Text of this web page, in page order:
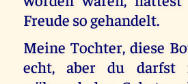
Freude so gehandelt.
Meine Tochter, diese
echt, aber du